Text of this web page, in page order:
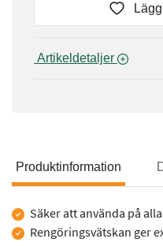
Produktinformation
Säker att använda på
Rengöringsvätskan ger